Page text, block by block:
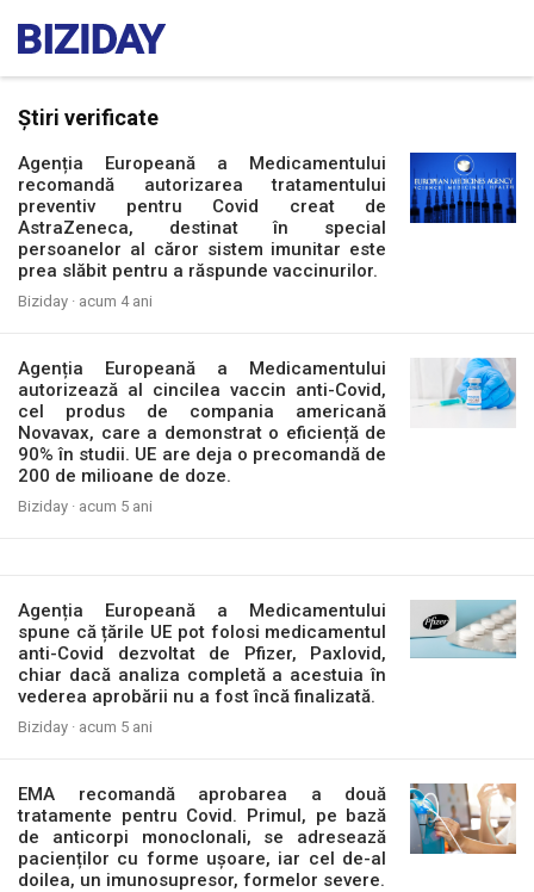
Știri verificate
Agenția Europeană a Medicamentului
recomandă autorizarea tratamentului
preventiv pentru Covid creat de
AstraZeneca, destinat în special
persoanelor al căror sistem imunitar este
prea slăbit pentru a răspunde vaccinurilor.
Biziday · acum 4 ani
Agenția Europeană a Medicamentului
autorizează al cincilea vaccin anti-Covid,
cel produs de compania americană
Novavax, care a demonstrat o eficiență de
90% în studii. UE are deja o precomandă de
200 de milioane de doze.
Biziday · acum 5 ani
Agenția Europeană a Medicamentului
spune că țările UE pot folosi medicamentul
anti-Covid dezvoltat de Pfizer, Paxlovid,
chiar dacă analiza completă a acestuia în
vederea aprobării nu a fost încă finalizată.
Biziday · acum 5 ani
EMA recomandă aprobarea a două
tratamente pentru Covid. Primul, pe bază
de anticorpi monoclonali, se adresează
pacienților cu forme ușoare, iar cel de-al
doilea, un imunosupresor, formelor severe.